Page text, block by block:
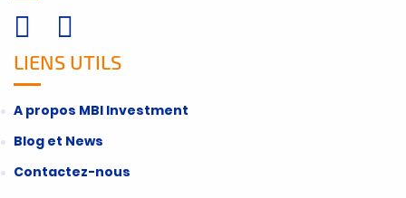
LIENS UTILS
A propos MBI Investment
Blog et News
Contactez-nous